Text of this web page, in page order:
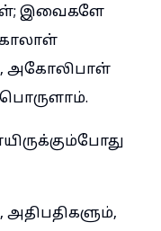
இவைகளே
அகோலிபாள்